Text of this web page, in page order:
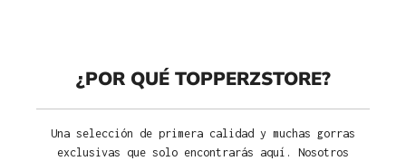
¿POR QUÉ TOPPERZSTORE?
Una selección de primera calidad y muchas gorras
exclusivas que solo encontrarás aquí. Nosotros